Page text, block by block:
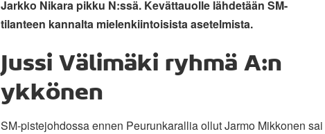
Jarkko Nikara pikku N:ssä. Kevättauolle lähdetään SM-
tilanteen kannalta mielenkiintoisista asetelmista.
Jussi Välimäki ryhmä A:n
ykkönen
SM-pistejohdossa ennen Peurunkarallia ollut Jarmo Mikkonen sai